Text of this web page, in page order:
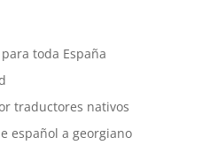
toda España
traductores nativos
español a georgiano